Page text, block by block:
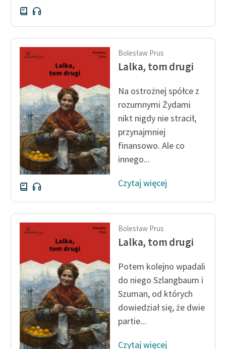
Bolesław Prus
Lalka, tom drugi
Na ostrożnej spółce z
rozumnymi Żydami
nikt nigdy nie stracił,
przynajmniej
finansowo. Ale co
innego...
Czytaj więcej
Bolesław Prus
Lalka, tom drugi
Potem kolejno wpadali
do niego Szlangbaum i
Szuman, od których
dowiedział się, że dwie
partie...
Czytaj więcej